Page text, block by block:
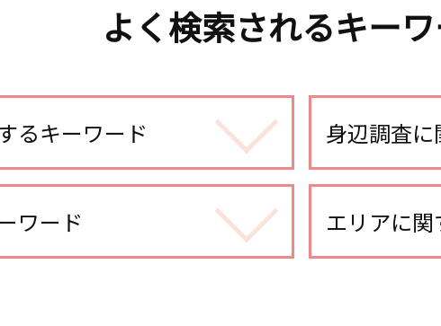
よく検索されるキー
るキーワード 身辺調査
dv被害 対応
身辺調査 依頼
ストーカー
婚前調査 内容
ワード エリアに